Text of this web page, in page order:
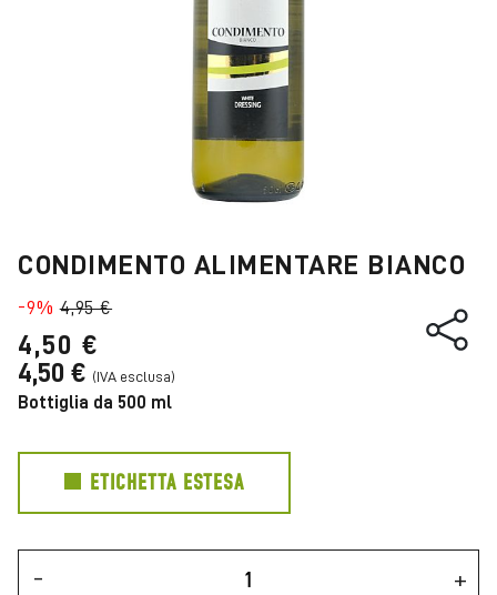
CONDIMENTO ALIMENTARE BIANCO
-9% 4,95 €
4,50 €
4,50 €
Bottiglia da 500 ml
ETICHETTA ESTESA
- +